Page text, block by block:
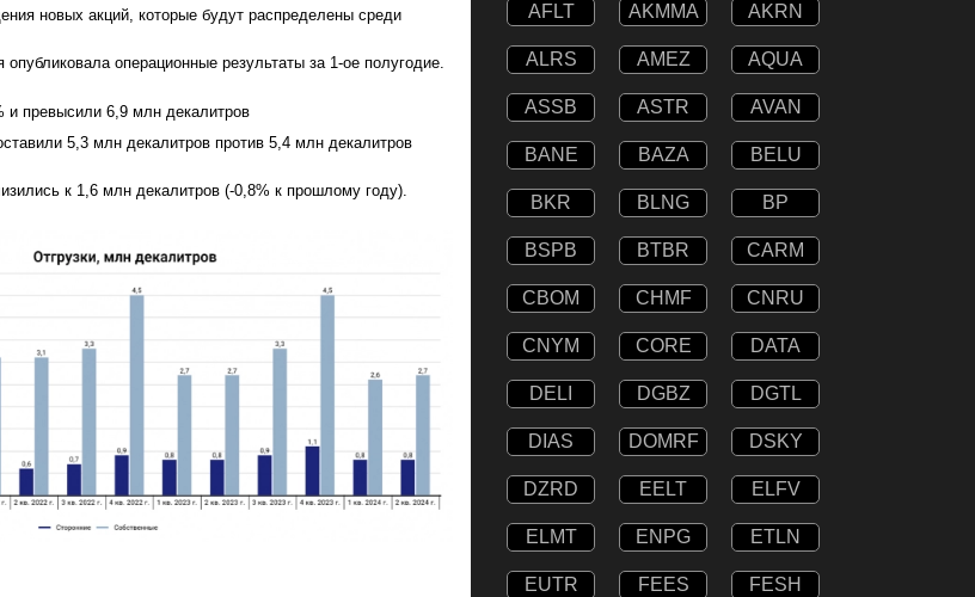
новых акций, которые будут распределены среди
операционные результаты за 1-ое полугодие.
и превысили 6,9 млн декалитров
5,3 млн декалитров против 5,4 млн декалитров
к 1,6 млн декалитров (-0,8% к прошлому году).
AFLT AKMMA AKRN
ALRS AMEZ AQUA
ASSB ASTR AVAN
BANE BAZA BELU
BKR BLNG BP
BSPB BTBR CARM
CBOM CHMF CNRU
CNYM CORE DATA
DELI DGBZ DGTL
DIAS DOMRF DSKY
DZRD EELT ELFV
ELMT ENPG ETLN
EUTR FEES FESH